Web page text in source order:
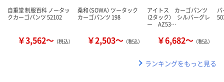
自重堂 制服百科 ノータッ
クカーゴパンツ 52102
￥3,562～ （税込）
桑和（SOWA） ツータック
カーゴパンツ 198
￥2,503～ （税込）
アイトス カーゴパンツ
（2タック） シルバーグレ
ー AZ53…
￥6,682～ （税込）
ランキングをもっと見る